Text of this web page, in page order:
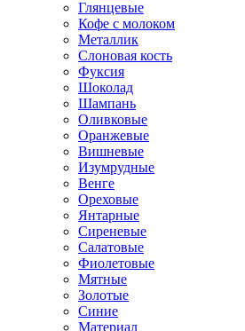
Глянцевые
Кофе с молоком
Металлик
Слоновая кость
Фуксия
Шоколад
Шампань
Оливковые
Оранжевые
Вишневые
Изумрудные
Венге
Ореховые
Янтарные
Сиреневые
Салатовые
Фиолетовые
Мятные
Золотые
Синие
Материал